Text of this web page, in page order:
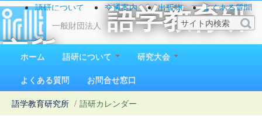
一般財団法人
語学教育研
究所
1923（大正12）年創立
語研について 交通案内 出版物
よくある質問
お問い合わせ
ホーム 語研について
研究大会
よくある質問
お問合せ窓口
語学教育研究所 / 語研カレンダー